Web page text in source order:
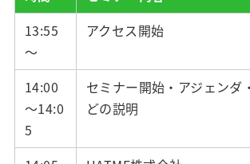
13:55
～
アクセス開始
14:00
～14:0
5
セミナー開始・アジェンダ
どの説明